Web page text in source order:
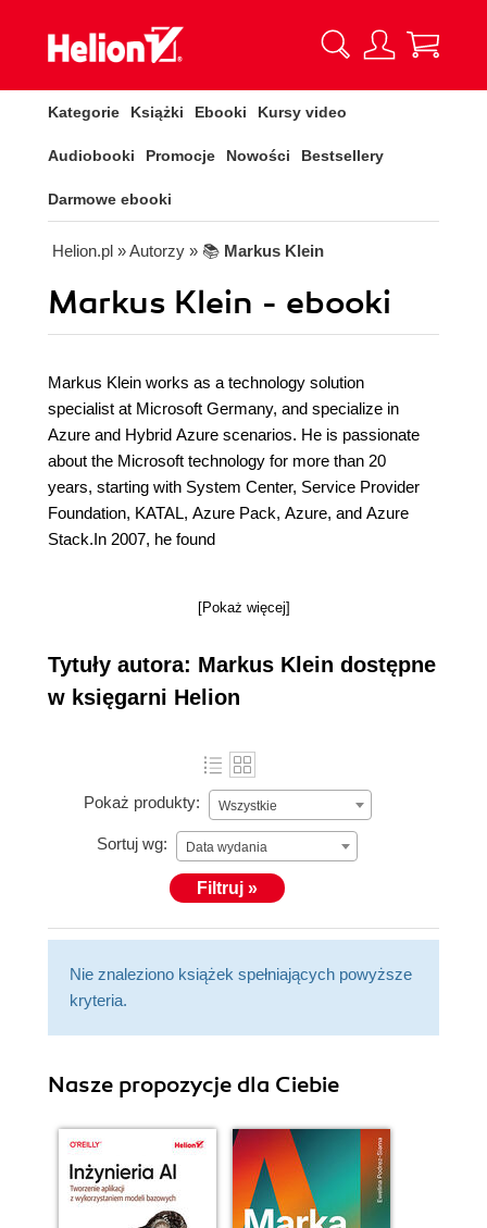
Kategorie Książki Ebooki Kursy video
Audiobooki Promocje Nowości Bestsellery
Darmowe ebooki
Helion.pl » Autorzy » 📚 Markus Klein
Markus Klein - ebooki
Markus Klein works as a technology solution
specialist at Microsoft Germany, and specialize in
Azure and Hybrid Azure scenarios. He is passionate
about the Microsoft technology for more than 20
years, starting with System Center, Service Provider
Foundation, KATAL, Azure Pack, Azure, and Azure
Stack.In 2007, he found
[Pokaż więcej]
Tytuły autora: Markus Klein dostępne
w księgarni Helion
Pokaż produkty: Wszystkie
Sortuj wg: Data wydania
Filtruj »
Nie znaleziono książek spełniających powyższe
kryteria.
Nasze propozycje dla Ciebie